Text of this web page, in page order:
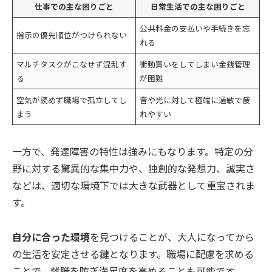
仕事での主な困りごと 日常生活での主な困りごと
指示の優先順位がつけられない
公共料金の支払いや手続きを忘
れる
マルチタスクがこなせず混乱す
る
衝動買いをしてしまい金銭管理
が困難
空気が読めず職場で孤立してし
まう
音や光に対して極端に過敏で疲
れやすい
一方で、発達障害の特性は強みにもなります。特定の分
野に対する驚異的な集中力や、独創的な発想力、誠実さ
などは、適切な環境下では大きな武器として重宝されま
す。
自分に合った環境を見つけることが、大人になってから
の生活を安定させる鍵となります。職場に配慮を求める